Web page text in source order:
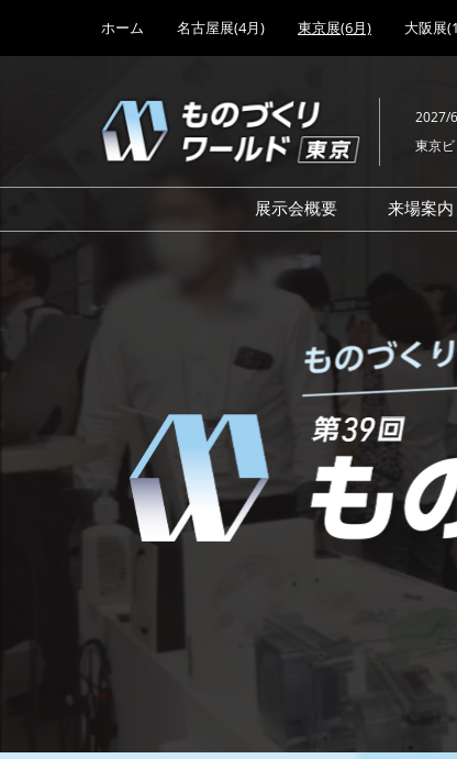
キ
し
て
to
ホーム 名古屋展(4月) 東京展(6月) 大阪展
2027/
東京
展示会概要
設計･製造ソリューシ
機械要素技術展
ヘルスケア･医療機器
工場設備･備品展
次世代3Dプリンタ展
計測･検査･センサ展
製造業DX展
ものづくりODM/EMS
製造業サイバーセキュ
製造業×フィジカルAI展
来場案内
前
前
前
チ
前
ご
ア
展
シー
も
づ
く
り
ワ
ー